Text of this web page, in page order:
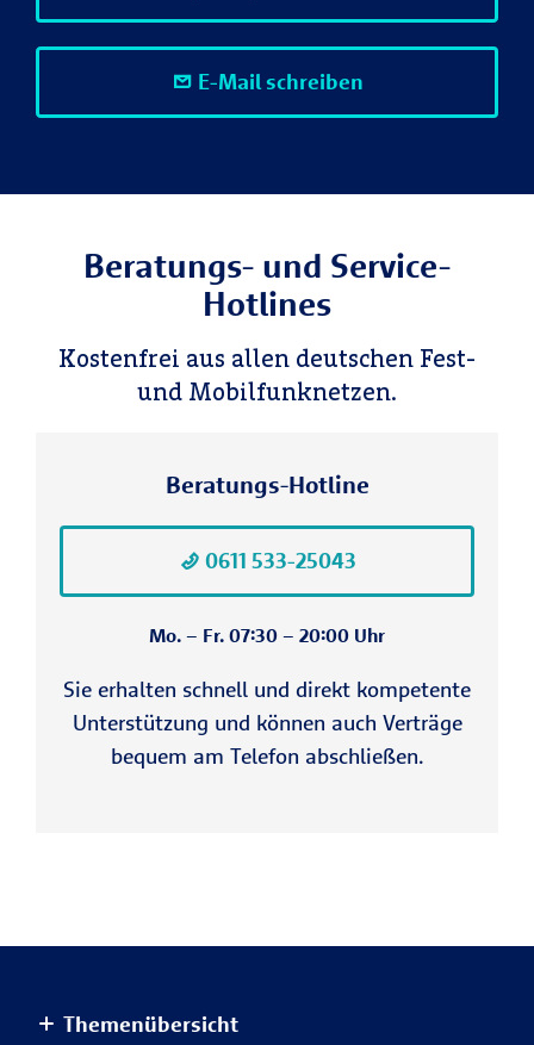
E-Mail schreiben
Beratungs- und Service-
Hotlines
Kostenfrei aus allen deutschen Fest-
und Mobilfunknetzen.
Beratungs-Hotline
0611 533-25043
Mo. – Fr. 07:30 – 20:00 Uhr
Sie erhalten schnell und direkt kompetente
Unterstützung und können auch Verträge
bequem am Telefon abschließen.
Themenübersicht